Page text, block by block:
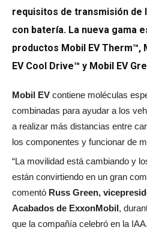
requisitos de transmisión
con batería. La nueva gama
productos Mobil EV Therm™,
EV Cool Drive™ y Mobil EV
Mobil EV contiene moléculas
combinadas para ayudar a los
a realizar más distancias entre
los componentes y funcionar de
“La movilidad está cambiando y
están convirtiendo en un gran
comentó Russ Green,
Acabados de ExxonMobil,
que la compañía celebró en la